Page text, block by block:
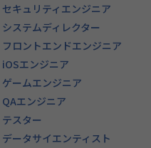
セキュリティエンジニア
システムディレクター
フロントエンドエンジニア
iOSエンジニア
ゲームエンジニア
QAエンジニア
テスター
データサイエンティスト